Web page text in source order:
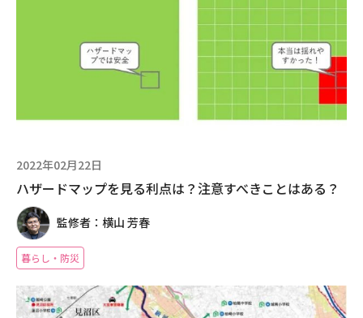
2022年02月22日
ハザードマップを見る利点は？注意すべきことはある？
監修者：横山 芳春
暮らし・防災